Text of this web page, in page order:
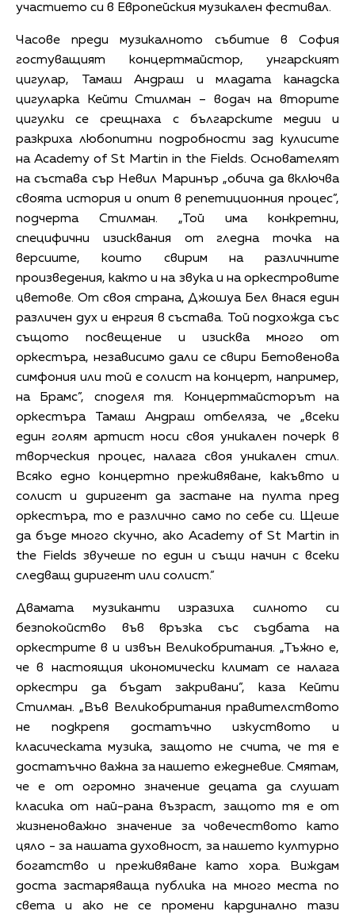
участието си в Европейския музикален фестивал.
Часове преди музикалното събитие в София
гостуващият концертмайстор, унгарският
цигулар, Тамаш Андраш и младата канадска
цигуларка Кейти Стилман – водач на вторите
цигулки се срещнаха с българските медии и
разкриха любопитни подробности зад кулисите
на Academy of St Martin in the Fields. Основателят
на състава сър Невил Маринър „обича да включва
своята история и опит в репетиционния процес”,
подчерта Стилман. „Той има конкретни,
специфични изисквания от гледна точка на
версиите, които свирим на различните
произведения, както и на звука и на оркестровите
цветове. От своя страна, Джошуа Бел внася един
различен дух и енргия в състава. Той подхожда със
същото посвещение и изисква много от
оркестъра, независимо дали се свири Бетовенова
симфония или той е солист на концерт, например,
на Брамс”, споделя тя. Концертмайсторът на
оркестъра Тамаш Андраш отбеляза, че „всеки
един голям артист носи своя уникален почерк в
творческия процес, налага своя уникален стил.
Всяко едно концертно преживяване, какъвто и
солист и диригент да застане на пулта пред
оркестъра, то е различно само по себе си. Щеше
да бъде много скучно, ако Academy of St Martin in
the Fields звучеше по един и същи начин с всеки
следващ диригент или солист.”
Двамата музиканти изразиха силното си
безпокойство във връзка със съдбата на
оркестрите в и извън Великобритания. „Тъжно е,
че в настоящия икономически климат се налага
оркестри да бъдат закривани”, каза Кейти
Стилман. „Във Великобритания правителството
не подкрепя достатъчно изкуството и
класическата музика, защото не счита, че тя е
достатъчно важна за нашето ежедневие. Смятам,
че е от огромно значение децата да слушат
класика от най-рана възраст, защото тя е от
жизненоважно значение за човечеството като
цяло - за нашата духовност, за нашето културно
богатство и преживяване като хора. Виждам
доста застаряваща публика на много места по
света и ако не се промени кардинално тази